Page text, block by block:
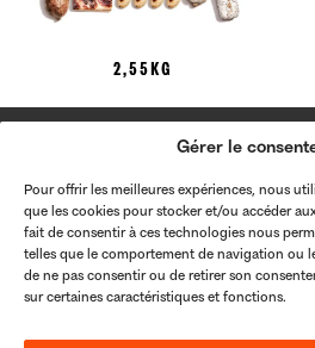
Gérer le
Pour offrir les meilleures expériences, nous
que les cookies pour stocker et/ou accéder
fait de consentir à ces technologies nous
telles que le comportement de navigation ou
de ne pas consentir ou de retirer son
sur certaines caractéristiques et fonctions.
2,55KG
PRODUITS
BOUTIQUE
À PROPOS